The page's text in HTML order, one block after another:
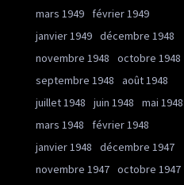
mars 1949
février 1949
janvier 1949 décembre 1948
novembre 1948
octobre 1948
septembre 1948
août 1948
juillet 1948
juin 1948
mai 1948
mars 1948
février 1948
janvier 1948
décembre 1947
novembre 1947 octobre 1947